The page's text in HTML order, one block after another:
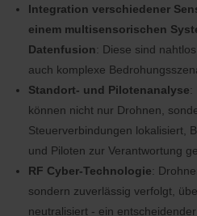
Integration verschiedener
einem multisensorischen
Datenfusion: Diese sind
auch komplexe
Standort- und Pilotenanalyse:
können nicht nur Drohnen,
Steuerverbindungen lokalisiert,
und Piloten zur Verantwortung
RF Cyber-Technologie:
sondern zuverlässig verfolgt,
neutralisiert - ein